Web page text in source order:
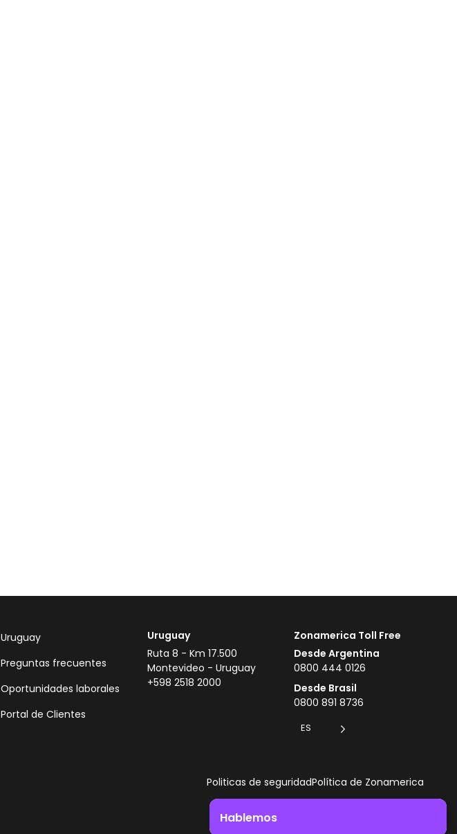
Uruguay
Preguntas frecuentes
Oportunidades laborales
Portal de Clientes
Uruguay
Ruta 8 - Km 17.500
Montevideo - Uruguay
+598 2518 2000
Zonamerica Toll Free
Desde Argentina
0800 444 0126
Desde Brasil
0800 891 8736
ES
Politicas de seguridadPolítica de Zonamerica
Hablemos